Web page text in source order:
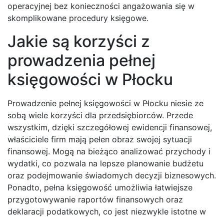
operacyjnej bez konieczności angażowania się w
skomplikowane procedury księgowe.
Jakie są korzyści z
prowadzenia pełnej
księgowości w Płocku
Prowadzenie pełnej księgowości w Płocku niesie ze
sobą wiele korzyści dla przedsiębiorców. Przede
wszystkim, dzięki szczegółowej ewidencji finansowej,
właściciele firm mają pełen obraz swojej sytuacji
finansowej. Mogą na bieżąco analizować przychody i
wydatki, co pozwala na lepsze planowanie budżetu
oraz podejmowanie świadomych decyzji biznesowych.
Ponadto, pełna księgowość umożliwia łatwiejsze
przygotowywanie raportów finansowych oraz
deklaracji podatkowych, co jest niezwykle istotne w